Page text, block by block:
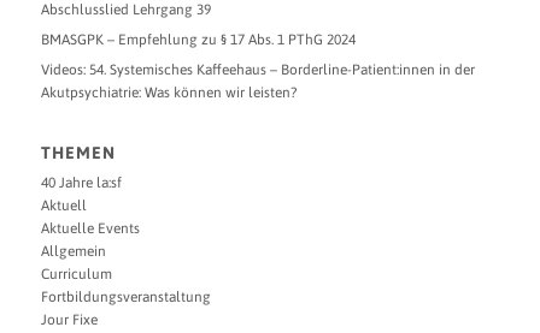
Abschlusslied Lehrgang 39
BMASGPK – Empfehlung zu § 17 Abs. 1 PThG 2024
Videos: 54. Systemisches Kaffeehaus – Borderline-Patient:innen in der
Akutpsychiatrie: Was können wir leisten?
THEMEN
40 Jahre la:sf
Aktuell
Aktuelle Events
Allgemein
Curriculum
Fortbildungsveranstaltung
Jour Fixe